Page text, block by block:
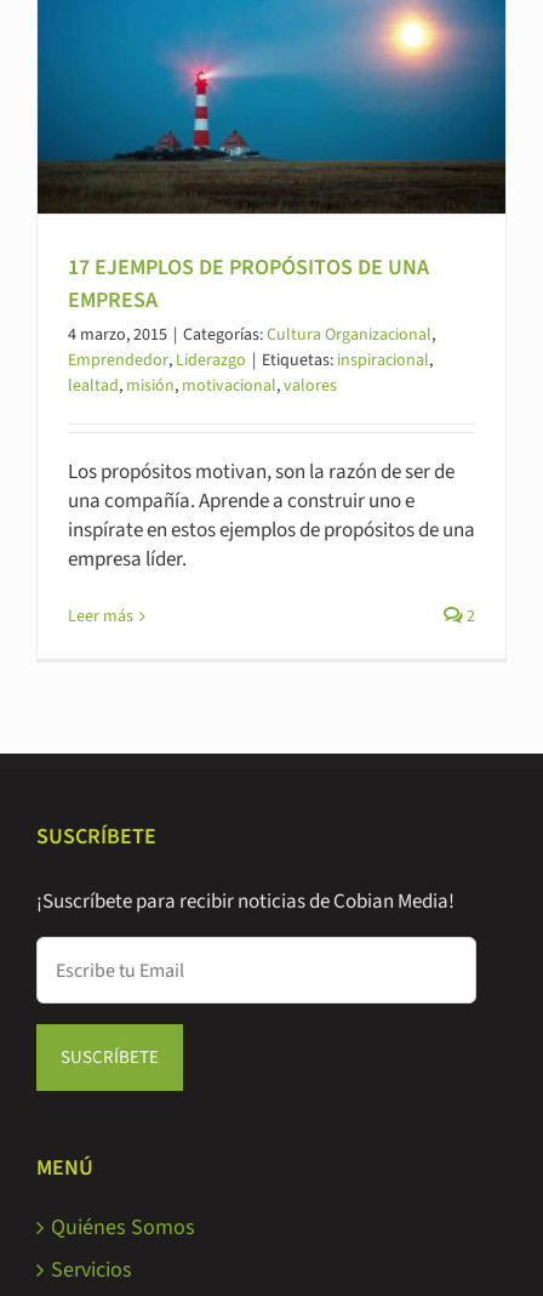
17 EJEMPLOS DE PROPÓSITOS DE UNA
EMPRESA
4 marzo, 2015 | Categorías:Cultura Organizacional,
Emprendedor, Liderazgo | Etiquetas: inspiracional,
lealtad, misión, motivacional,valores
Los propósitos motivan, son la razón de ser de
una compañía. Aprende a construir uno e
inspírate en estos ejemplos de propósitos de una
empresa líder.
Leer más 2
SUSCRÍBETE
¡Suscríbete para recibir noticias de Cobian Media!
MENÚ
Quiénes Somos
Servicios